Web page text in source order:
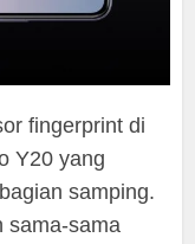
fingerprint di
Y20 yang
samping.
sama-sama